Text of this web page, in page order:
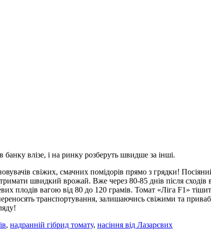
влізе, і на ринку розберуть швидше за інші.
свіжих, смачних помідорів прямо з грядки!
швидкий врожай. Вже через 80-85 днів після
плодів вагою від 80 до 120 грамів. Томат «Ліга F1»
транспортування, залишаючись свіжими та
, надранній гібрид томату, насіння від Лазарєвих